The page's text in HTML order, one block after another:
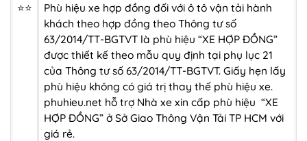
⭐⭐
Phù hiệu xe hợp đồng đối với ô tô vận tải hành
khách theo hợp đồng theo Thông tư số
63/2014/TT-BGTVT là phù hiệu “XE HỢP ĐỒNG”
được thiết kế theo mẫu quy định tại phụ lục 21
của Thông tư số 63/2014/TT-BGTVT. Giấy hẹn lấy
phù hiệu không có giá trị thay thế phù hiệu xe.
phuhieu.net hỗ trợ Nhà xe xin cấp phù hiệu “XE
HỢP ĐỒNG” ở Sở Giao Thông Vận Tải TP HCM với
giá rẻ.